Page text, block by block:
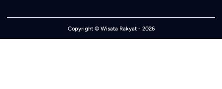
Copyright © Wisata Rakyat- 2026